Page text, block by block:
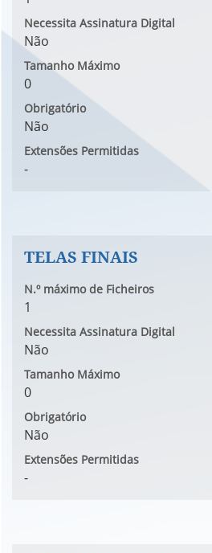
Necessita Assinatura Digital
Não
Tamanho Máximo
0
Obrigatório
Não
Extensões Permitidas
-
TELAS FINAIS
N.º máximo de Ficheiros
1
Necessita Assinatura Digital
Não
Tamanho Máximo
0
Obrigatório
Não
Extensões Permitidas
-